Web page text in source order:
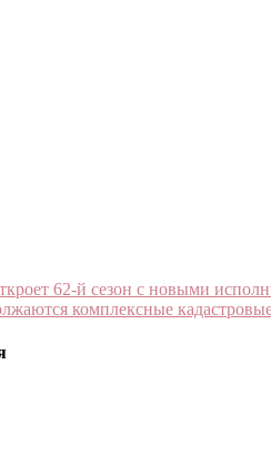
62-й сезон с новыми
комплексные